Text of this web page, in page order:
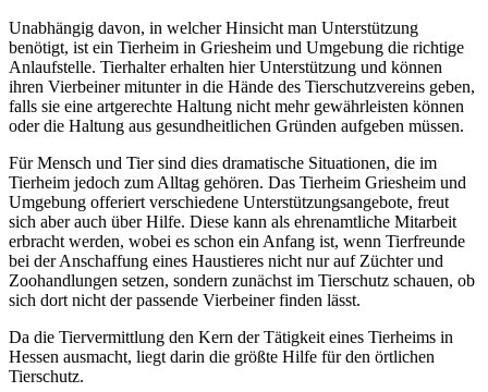
Unabhängig davon, in welcher Hinsicht man Unterstützung
benötigt, ist ein Tierheim in Griesheim und Umgebung die richtige
Anlaufstelle. Tierhalter erhalten hier Unterstützung und können
ihren Vierbeiner mitunter in die Hände des Tierschutzvereins geben,
falls sie eine artgerechte Haltung nicht mehr gewährleisten können
oder die Haltung aus gesundheitlichen Gründen aufgeben müssen.
Für Mensch und Tier sind dies dramatische Situationen, die im
Tierheim jedoch zum Alltag gehören. Das Tierheim Griesheim und
Umgebung offeriert verschiedene Unterstützungsangebote, freut
sich aber auch über Hilfe. Diese kann als ehrenamtliche Mitarbeit
erbracht werden, wobei es schon ein Anfang ist, wenn Tierfreunde
bei der Anschaffung eines Haustieres nicht nur auf Züchter und
Zoohandlungen setzen, sondern zunächst im Tierschutz schauen, ob
sich dort nicht der passende Vierbeiner finden lässt.
Da die Tiervermittlung den Kern der Tätigkeit eines Tierheims in
Hessen ausmacht, liegt darin die größte Hilfe für den örtlichen
Tierschutz.